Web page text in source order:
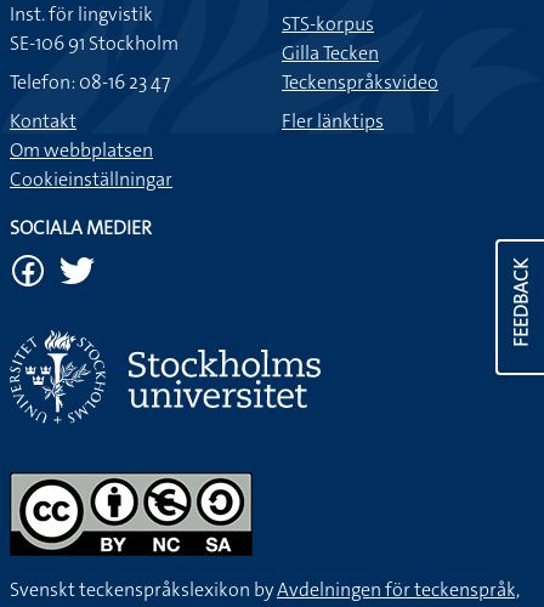
FEEDBACK
Inst. för lingvistik
SE-106 91 Stockholm
Telefon: 08-16 23 47
Kontakt
Om webbplatsen
Cookieinställningar
STS-korpus
Gilla Tecken
Teckenspråksvideo
Fler länktips
SOCIALA MEDIER
Svenskt teckenspråkslexikon byAvdelningen för teckenspråk,